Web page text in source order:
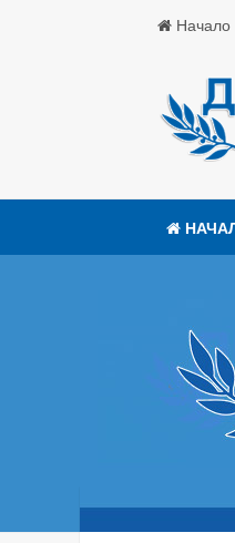
Начало